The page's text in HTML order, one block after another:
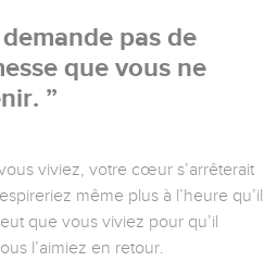
pas de
que vous ne
viviez, votre cœur s’arrêterait
même plus à l’heure qu’il
que vous viviez pour qu’il
l’aimiez en retour.